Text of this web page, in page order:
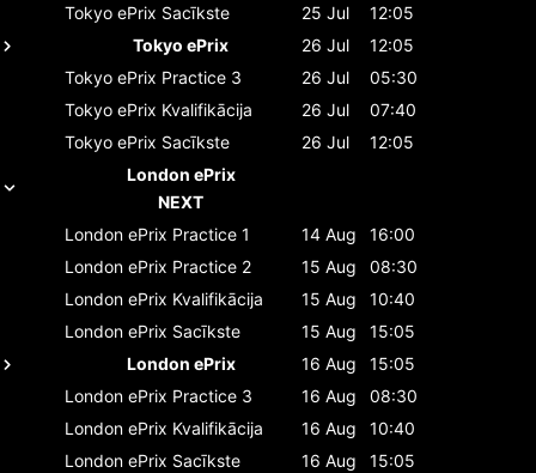
Tokyo ePrix Sacīkste 25 Jul
12:05
Tokyo ePrix
26 Jul
12:05
Tokyo ePrix Practice 3 26 Jul
05:30
Tokyo ePrix Kvalifikācija 26 Jul
07:40
Tokyo ePrix Sacīkste 26 Jul
12:05
London ePrix
NEXT
London ePrix Practice 1 14 Aug
16:00
London ePrix Practice 2 15 Aug
08:30
London ePrix Kvalifikācija 15 Aug
10:40
London ePrix Sacīkste 15 Aug
15:05
London ePrix
16 Aug
15:05
London ePrix Practice 3 16 Aug
08:30
London ePrix Kvalifikācija 16 Aug
10:40
London ePrix Sacīkste 16 Aug 15:05